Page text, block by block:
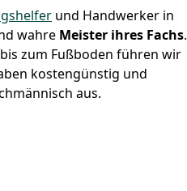
und Handwerker in
wahre Meister ihres Fachs.
zum Fußboden führen wir
kostengünstig und
aus.